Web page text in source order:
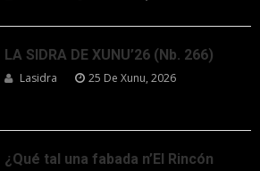
LA SIDRA DE XUNU’26 (Nb. 266)
Lasidra 25 De Xunu, 2026
¿Qué tal una fabada n’El Rincón